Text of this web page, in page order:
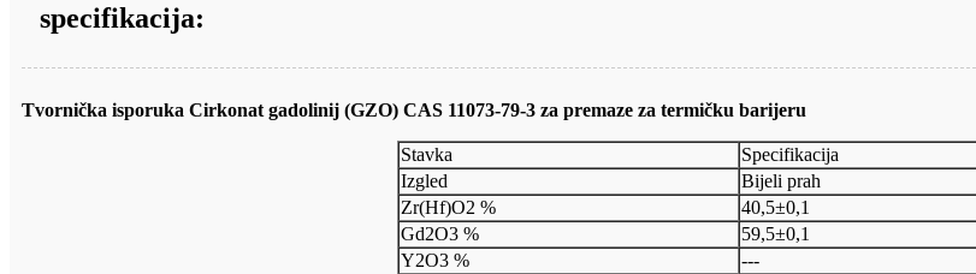
specifikacija:
Tvornička isporuka Cirkonat gadolinij (GZO) CAS 11073-79-3 za premaze za termičku barijeru
Stavka
Specifikacija
Izgled
Bijeli prah
Zr(Hf)O2 %
40,5±0,1
Gd2O3 %
59,5±0,1
Y2O3 %
---